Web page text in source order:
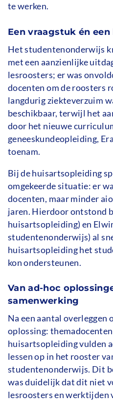
te werken.
Een vraagstuk én een
Het studentenonderwijs
met een aanzienlijke
lesroosters; er was
docenten om de roosters
langdurig ziekteverzuim
beschikbaar, terwijl het
door het nieuwe
geneeskundeopleiding,
toenam.
Bij de huisartsopleiding
omgekeerde situatie: er
docenten, maar minder
jaren. Hierdoor ontstond
huisartsopleiding) en
studentenonderwijs) al
huisartsopleiding het
kon ondersteunen.
Van ad-hoc
samenwerking
Na een aantal
oplossing:
huisartsopleiding vulden
lessen op in het rooster
studentenonderwijs. Dit
was duidelijk dat dit niet
lesroosters en werktijden